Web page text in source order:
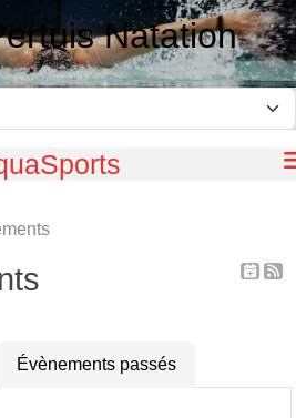
Natation
Évènements passés